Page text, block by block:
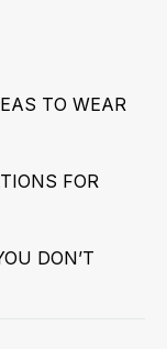
TO WEAR
FOR
DON’T